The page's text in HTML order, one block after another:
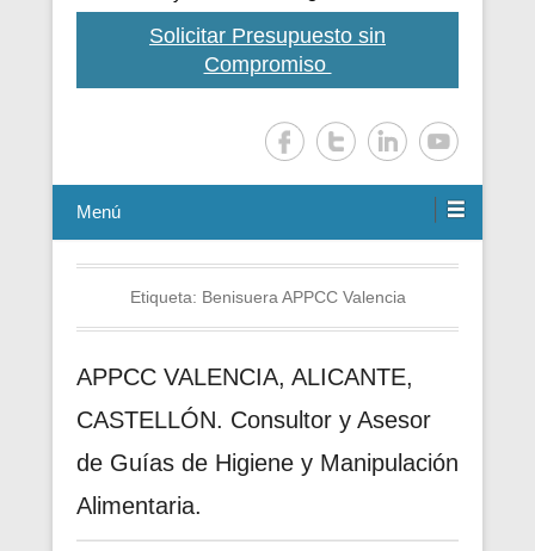
Solicitar Presupuesto sin
Compromiso
Menú
Etiqueta: Benisuera APPCC Valencia
APPCC VALENCIA, ALICANTE,
CASTELLÓN. Consultor y Asesor
de Guías de Higiene y Manipulación
Alimentaria.